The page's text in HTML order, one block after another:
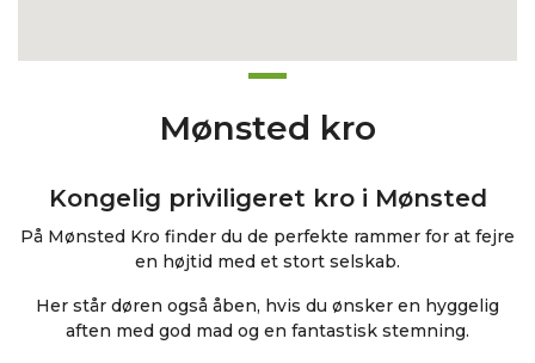
Mønsted kro
Kongelig priviligeret kro i Mønsted
På Mønsted Kro finder du de perfekte rammer for at fejre
en højtid med et stort selskab.
Her står døren også åben, hvis du ønsker en hyggelig
aften med god mad og en fantastisk stemning.